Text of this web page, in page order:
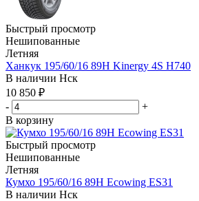
Быстрый просмотр
Нешипованные
Летняя
Ханкук 195/60/16 89H Kinergy 4S H740
В наличии Нск
10 850 ₽
-
+
В корзину
Быстрый просмотр
Нешипованные
Летняя
Кумхо 195/60/16 89H Ecowing ES31
В наличии Нск